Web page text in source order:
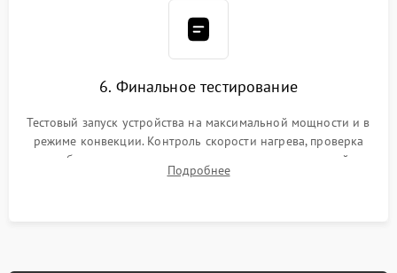
6. Финальное тестирование
Тестовый запуск устройства на максимальной мощности и в
режиме конвекции. Контроль скорости нагрева, проверка
срабатывания термостата при достижении заданной
температуры и тест на отсутствие утечек тока.
Подробнее